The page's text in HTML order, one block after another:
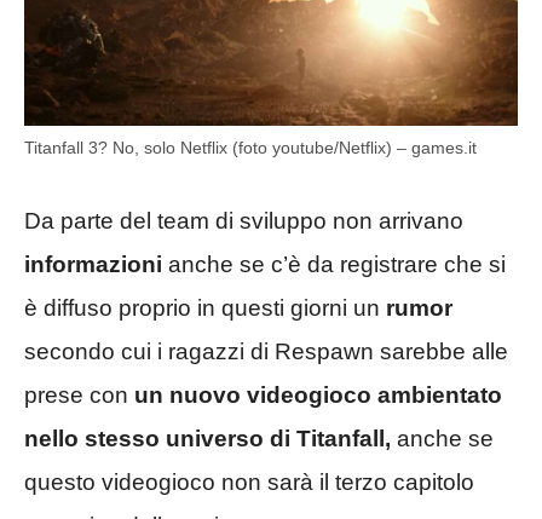
Titanfall 3? No, solo Netflix (foto youtube/Netflix) – games.it
Da parte del team di sviluppo non arrivano
informazioni anche se c’è da registrare che si
è diffuso proprio in questi giorni un rumor
secondo cui i ragazzi di Respawn sarebbe alle
prese con un nuovo videogioco ambientato
nello stesso universo di Titanfall, anche se
questo videogioco non sarà il terzo capitolo